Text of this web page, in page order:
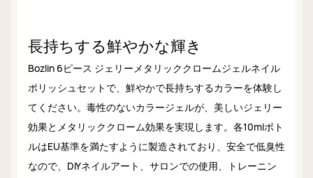
長持ちする鮮やかな輝き
Bozlin 6ピース ジェリーメタリッククロームジェルネイル
ポリッシュセットで、鮮やかで長持ちするカラーを体験し
てください。毒性のないカラージェルが、美しいジェリー
効果とメタリッククローム効果を実現します。各10mlボト
ルはEU基準を満たすように製造されており、安全で低臭性
なので、DIYネイルアート、サロンでの使用、トレーニン